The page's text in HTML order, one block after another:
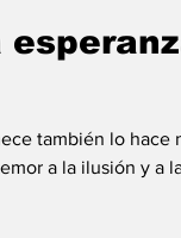
también lo hace
a la ilusión y a